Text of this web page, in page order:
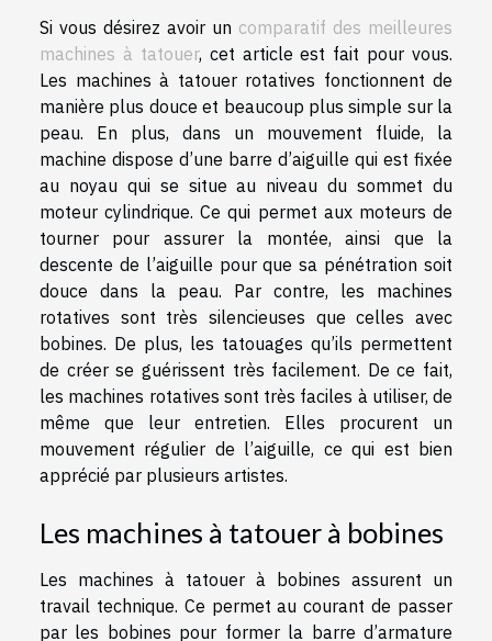
Si vous désirez avoir un comparatif des meilleures
machines à tatouer, cet article est fait pour vous.
Les machines à tatouer rotatives fonctionnent de
manière plus douce et beaucoup plus simple sur la
peau. En plus, dans un mouvement fluide, la
machine dispose d’une barre d’aiguille qui est fixée
au noyau qui se situe au niveau du sommet du
moteur cylindrique. Ce qui permet aux moteurs de
tourner pour assurer la montée, ainsi que la
descente de l’aiguille pour que sa pénétration soit
douce dans la peau. Par contre, les machines
rotatives sont très silencieuses que celles avec
bobines. De plus, les tatouages qu’ils permettent
de créer se guérissent très facilement. De ce fait,
les machines rotatives sont très faciles à utiliser, de
même que leur entretien. Elles procurent un
mouvement régulier de l’aiguille, ce qui est bien
apprécié par plusieurs artistes.
Les machines à tatouer à bobines
Les machines à tatouer à bobines assurent un
travail technique. Ce permet au courant de passer
par les bobines pour former la barre d’armature